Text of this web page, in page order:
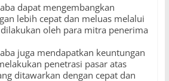
dapat mengembangkan
lebih cepat dan meluas melalui
oleh para mitra penerima
juga mendapatkan keuntungan
penetrasi pasar atas
ditawarkan dengan cepat dan